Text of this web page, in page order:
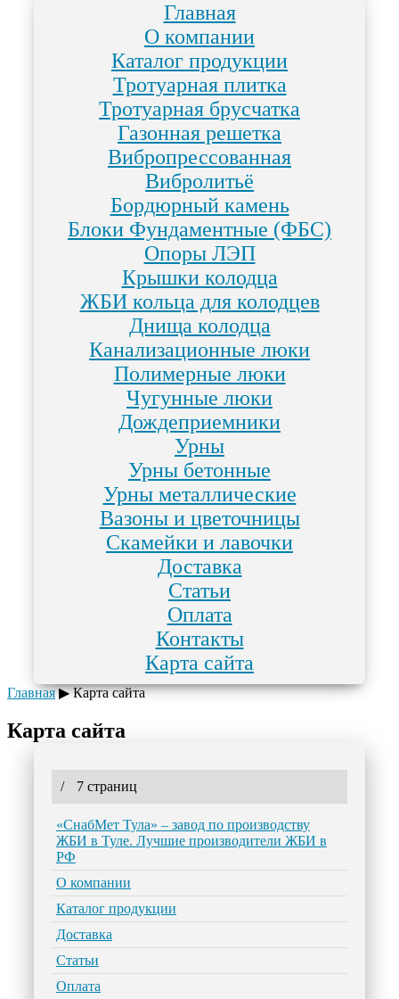
Главная
О компании
Каталог продукции
Тротуарная плитка
Тротуарная брусчатка
Газонная решетка
Вибропрессованная
Вибролитьё
Бордюрный камень
Блоки Фундаментные (ФБС)
Опоры ЛЭП
Крышки колодца
ЖБИ кольца для колодцев
Днища колодца
Канализационные люки
Полимерные люки
Чугунные люки
Дождеприемники
Урны
Урны бетонные
Урны металлические
Вазоны и цветочницы
Скамейки и лавочки
Доставка
Статьи
Оплата
Контакты
Карта сайта
Главная▶Карта сайта
Карта сайта
/ 7 страниц
«СнабМет Тула» – завод по производству
ЖБИ в Туле. Лучшие производители ЖБИ в
РФ
О компании
Каталог продукции
Доставка
Статьи
Оплата